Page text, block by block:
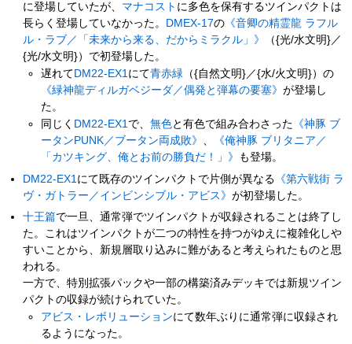
に登場していたが、 マナコスト に多色を保有するツインパクトは
長らく登場していなかった。
DMEX-17の 《音卿の精霊龍 ラフル
ル・ラブ／「未来から来る、だからミラクル」》
（{光/水文明}／
{光/水文明}）で初登場した。
遅れて DM22-EX1にて青赤緑 （{自然文明}／{水/火文明}）の
《緑神龍ディルガベジーダ／偶発と弾幕の要塞》が登場し
た。
同じく DM22-EX1 で、無色と有色で組み合わさった 《神豚 ブ
ータンPUNK／ブータン両成敗》
《俺神豚 ブリタニア／
「カツキング、俺とお前の勝負だ！」》
も登場。
DM22-EX1 にて既存のツインパクトで片側が異なる 《第六戦街 ラ
ヴ・ガトラー／インビンシブル・アビス》が初登場した。
十王篇で一旦、通常弾でツインパクトが収録されることは終了し
た。これはツインパクトが二つの特性を持つがゆえに複雑化しや
すいことから、新規層取り込みに難があると考えられたものと思
われる。
一方で、特別拡張パックや一部の構築済みデッキでは新規ツイン
パクトの収録が続けられていた。
アビス・レボリューションにて数年ぶりに通常弾に収録され
るようになった。